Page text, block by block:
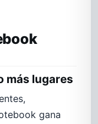
más lugares
gana